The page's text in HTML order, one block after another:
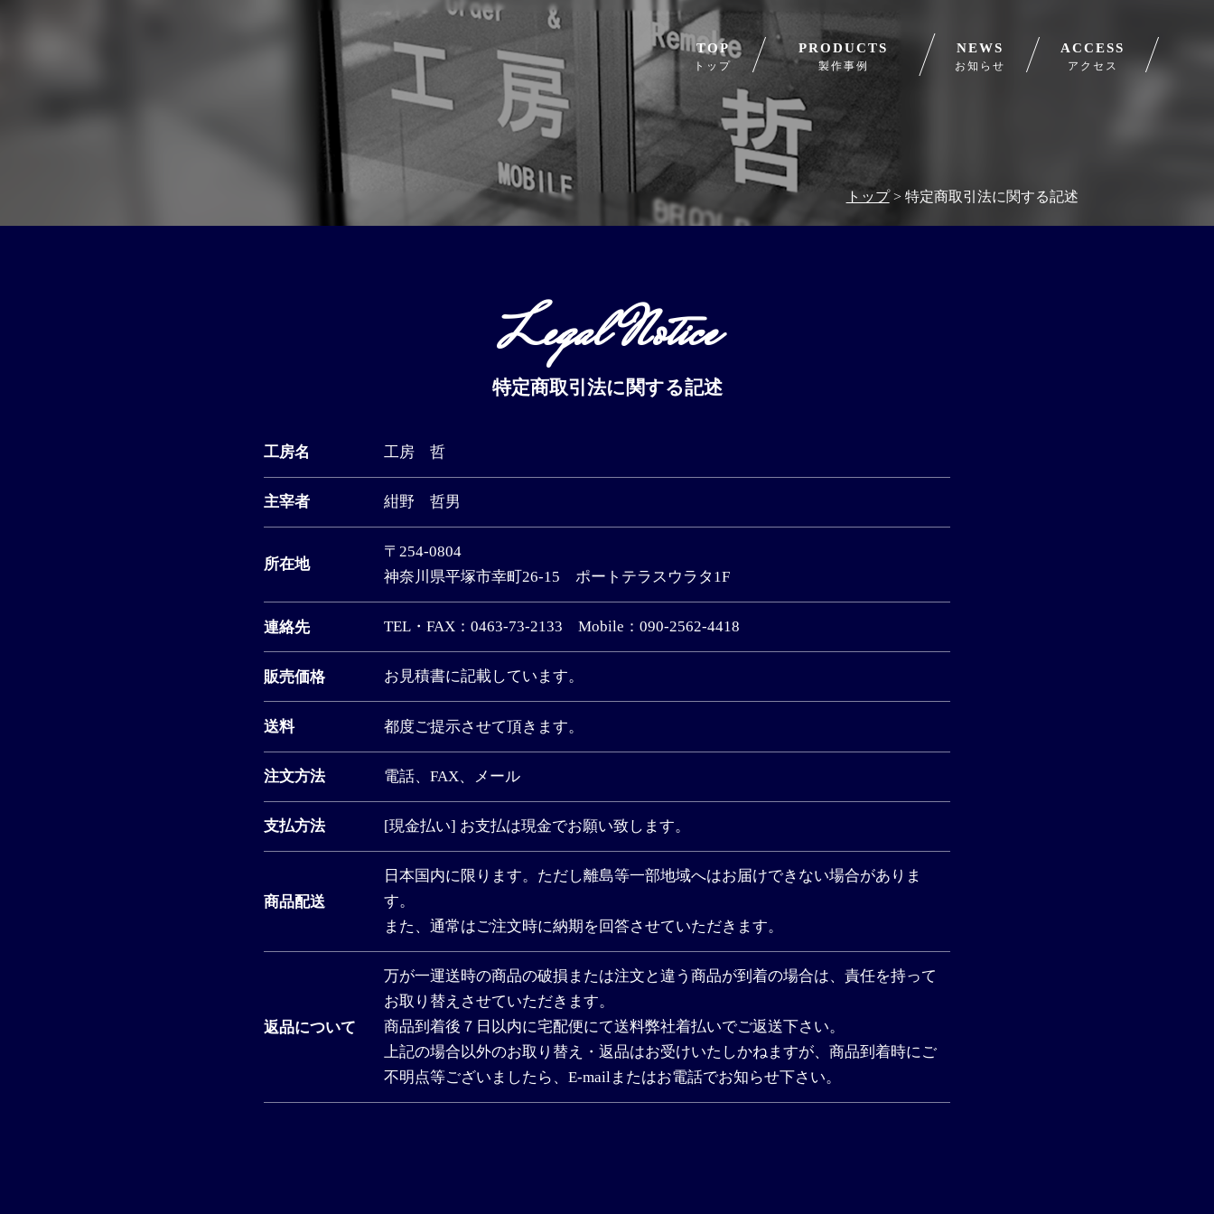
TOP
トップ
PRODUCTS
製作事例
NEWS
お知らせ
ACCESS
アクセス
トップ> 特定商取引法に関する記述
Legal Notice
特定商取引法に関する記述
工房名 工房 哲
主宰者 紺野 哲男
所在地
〒254-0804
神奈川県平塚市幸町26-15 ポートテラスウラタ1F
連絡先 TEL・FAX：0463-73-2133 Mobile：090-2562-4418
販売価格 お見積書に記載しています。
送料 都度ご提示させて頂きます。
注文方法 電話、FAX、メール
支払方法 [現金払い] お支払は現金でお願い致します。
商品配送
日本国内に限ります。ただし離島等一部地域へはお届けできない場合がありま
す。
また、通常はご注文時に納期を回答させていただきます。
返品について
万が一運送時の商品の破損または注文と違う商品が到着の場合は、責任を持って
お取り替えさせていただきます。
商品到着後７日以内に宅配便にて送料弊社着払いでご返送下さい。
上記の場合以外のお取り替え・返品はお受けいたしかねますが、商品到着時にご
不明点等ございましたら、E-mailまたはお電話でお知らせ下さい。